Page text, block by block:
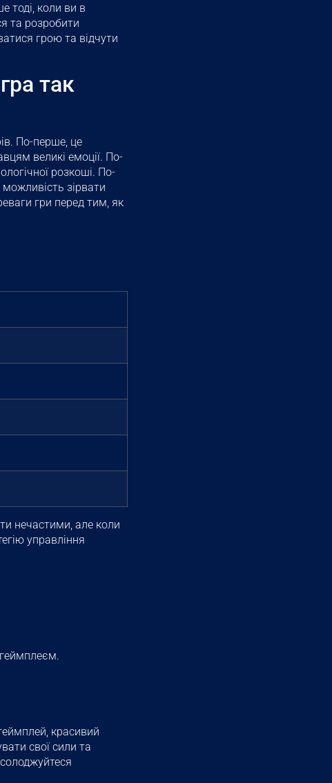
тоді, коли ви в
та розробити
грою та відчути
так
По-перше, це
великі емоції. По-
розкоші. По-
зірвати
гри перед тим, як
нечастими, але коли
управління
красивий
свої сили та